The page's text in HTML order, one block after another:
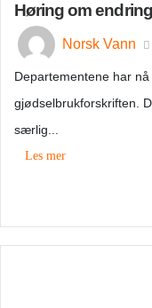
Høring om
Norsk Vann
Departementene har
gjødselbrukforskriften.
særlig...
Les mer